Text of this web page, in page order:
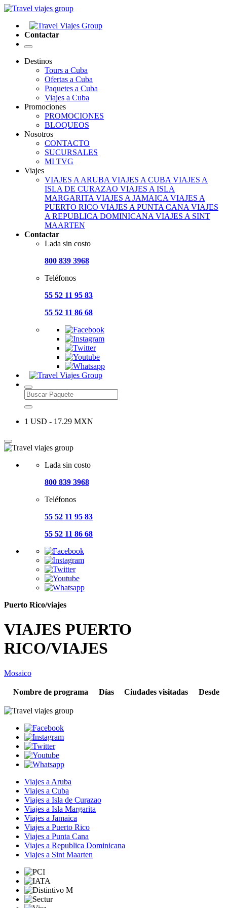
Contactar
Destinos
Tours a Cuba
Ofertas a Cuba
Paquetes a Cuba
Viajes a Cuba
Promociones
PROMOCIONES
BLOQUEOS
Nosotros
CONTACTO
SUCURSALES
MI TVG
Viajes
VIAJES A ARUBA VIAJES A CUBA VIAJES A
ISLA DE CURAZAO VIAJES A ISLA
MARGARITA VIAJES A JAMAICA VIAJES A
PUERTO RICO VIAJES A PUNTA CANA VIAJES
A REPUBLICA DOMINICANA VIAJES A SINT
MAARTEN
Contactar
Lada sin costo
800 839 3968
Teléfonos
55 52 11 95 83
55 52 11 86 68
1 USD - 17.29 MXN
Lada sin costo
800 839 3968
Teléfonos
55 52 11 95 83
55 52 11 86 68
Puerto Rico/viajes
VIAJES PUERTO
RICO/VIAJES
Mosaico
Nombre de programa Días Ciudades visitadas Desde
Viajes a Aruba
Viajes a Cuba
Viajes a Isla de Curazao
Viajes a Isla Margarita
Viajes a Jamaica
Viajes a Puerto Rico
Viajes a Punta Cana
Viajes a Republica Dominicana
Viajes a Sint Maarten